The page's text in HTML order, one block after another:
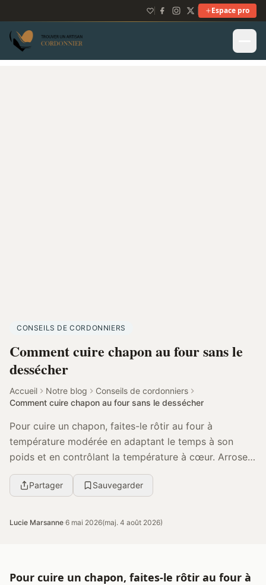
Espace pro
CONSEILS DE CORDONNIERS
Comment cuire chapon au four sans le
dessécher
Accueil Notre blog
Conseils de cordonniers
Comment cuire chapon au four sans le dessécher
Pour cuire un chapon, faites-le rôtir au four à
température modérée en adaptant le temps à son
poids et en contrôlant la température à cœur. Arrosez
régulièrement, protégez-le si la peau colore trop v...
Partager Sauvegarder
Lucie Marsanne·6 mai 2026(maj. 4 août 2026)
Pour cuire un chapon, faites-le rôtir au four à